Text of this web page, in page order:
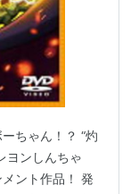
ちゃん！？ “灼
ヨンしんちゃ
ント作品！ 発